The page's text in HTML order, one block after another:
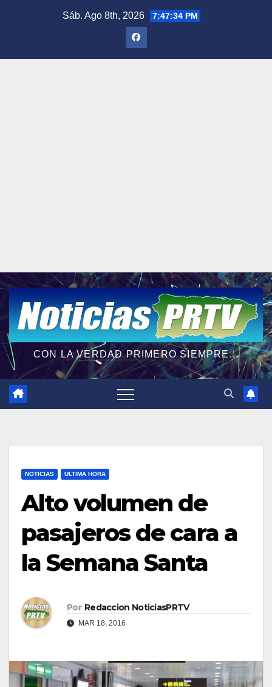
Sáb. Ago 8th, 2026 7:47:34 PM
CON LA VERDAD PRIMERO SIEMPRE...
NOTICIAS ULTIMA HORA
Alto volumen de
pasajeros de cara a
la Semana Santa
Por Redaccion NoticiasPRTV
MAR 18, 2016